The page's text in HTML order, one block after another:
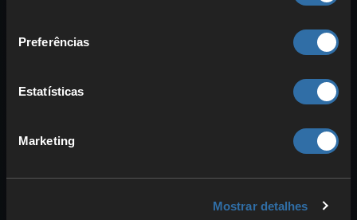
Preferências
Estatísticas
Marketing
Mostrar detalhes
Para além da arma, o teu equipamento